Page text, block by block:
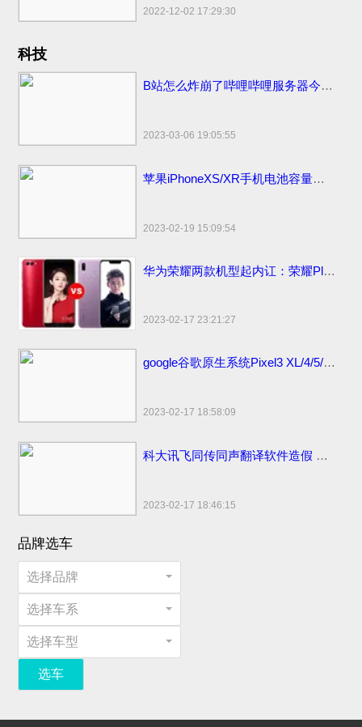
2022-12-02 17:29:30
科技
B站怎么炸崩了哔哩哔哩服务器今日怎么又炸挂了？技术团队公开早先原因
2023-03-06 19:05:55
苹果iPhoneXS/XR手机电池容量续航最强？答案揭晓
2023-02-19 15:09:54
华为荣耀两款机型起内讧：荣耀Play官方价格同价同配该如何选？
2023-02-17 23:21:27
google谷歌原生系统Pixel3 XL/4/5/6 pro手机价格：刘海屏设计顶配版曾卖6900元
2023-02-17 18:58:09
科大讯飞同传同声翻译软件造假 浮夸不能只罚酒三杯
2023-02-17 18:46:15
品牌选车
选择品牌
选择车系
选择车型
选车